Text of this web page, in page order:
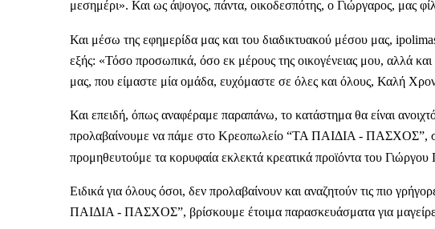
μεσημέρι». Και ως άψογος, πάντα, οικοδεσπότης, ο Γιώργαρος, μας
Και μέσω της εφημερίδα μας και του διαδικτυακού μέσου μας,
εξής: «Τόσο προσωπικά, όσο εκ μέρους της οικογένειας μου, αλλά
μας, που είμαστε μία ομάδα, ευχόμαστε σε όλες και όλους, Καλή
Και επειδή, όπως αναφέραμε παραπάνω, το κατάστημα θα είναι
προλαβαίνουμε να πάμε στο Κρεοπωλείο “ΤΑ ΠΑΙΔΙΑ - ΠΑΣΧΟΣ”,
προμηθευτούμε τα κορυφαία εκλεκτά κρεατικά προϊόντα του
Ειδικά για όλους όσοι, δεν προλαβαίνουν και αναζητούν τις πιο
ΠΑΙΔΙΑ - ΠΑΣΧΟΣ”, βρίσκουμε έτοιμα παρασκευάσματα για